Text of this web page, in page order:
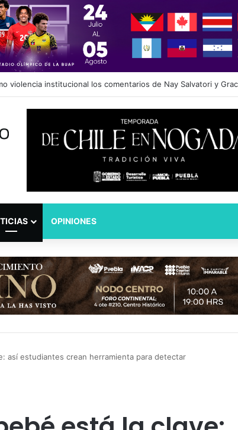
Puebla: José Antonio Ontiveros releva a Norman Campos
OPINIONES
así estudiantes crean herramienta para detectar